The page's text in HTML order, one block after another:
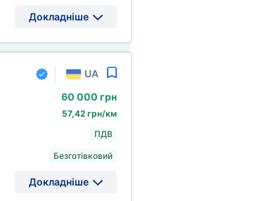
Докладніше
UA
60 000 грн
57,42 грн/км
ПДВ
Безготівковий
Докладніше